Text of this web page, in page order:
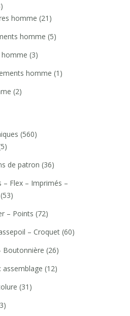
homme (21)
homme (5)
homme (3)
homme (1)
(2)
(560)
de patron (36)
– Flex – Imprimés –
(53)
– Points (72)
– Croquet (60)
Boutonnière (26)
assemblage (12)
(31)